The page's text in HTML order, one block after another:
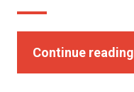
Continue reading